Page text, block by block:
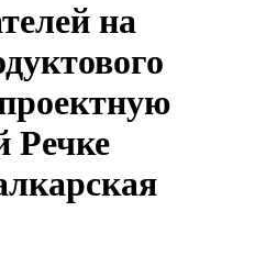
на
Речке